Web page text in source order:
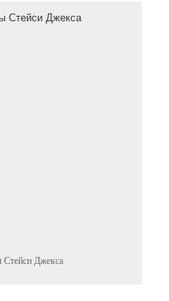
Стейси Джекса